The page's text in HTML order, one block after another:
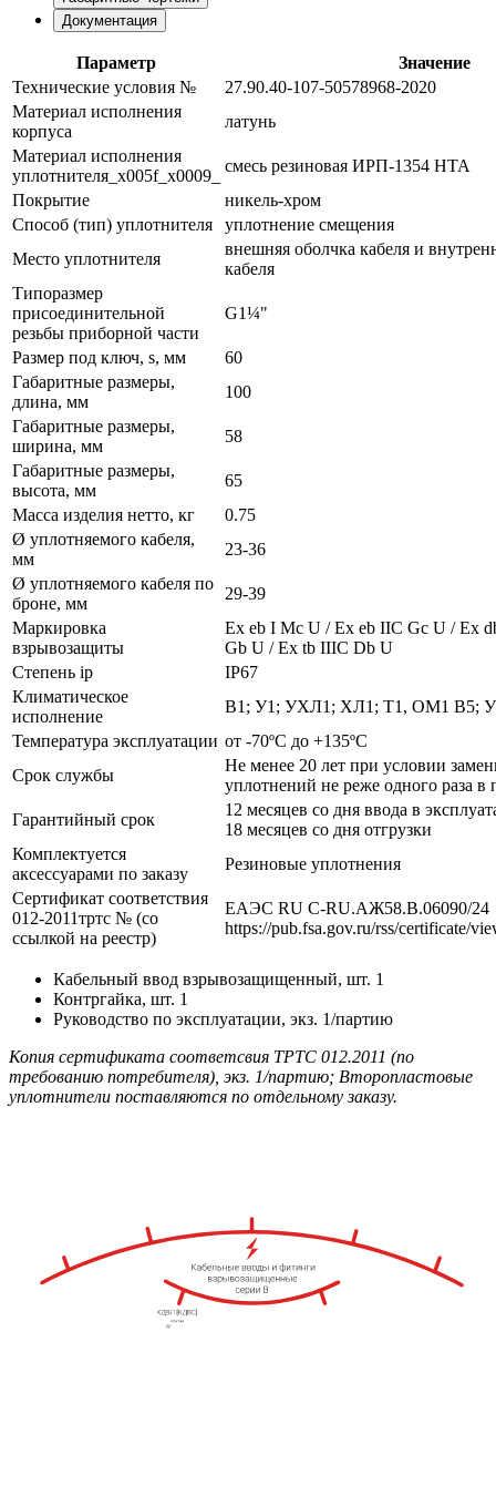
Документация
Параметр
Значение
Технические условия №
27.90.40-107-50578968-2020
Материал исполнения
корпуса
латунь
Материал исполнения
уплотнителя_x005f_x0009_
смесь резиновая ИРП-1354 НТА
Покрытие
никель-хром
Способ (тип) уплотнителя
уплотнение смещения
Место уплотнителя
внешняя оболчка кабеля и
кабеля
Типоразмер
присоединительной
резьбы приборной части
G1¼"
Размер под ключ, s, мм
60
Габаритные размеры,
длина, мм
100
Габаритные размеры,
ширина, мм
58
Габаритные размеры,
высота, мм
65
Масса изделия нетто, кг
0.75
Ø уплотняемого кабеля,
мм
23-36
Ø уплотняемого кабеля по
броне, мм
29-39
Маркировка
взрывозащиты
Ех eb I Mc U / Ех eb IIC Gc U / Ex
Gb U / Ex tb IIIC Db U
Степень ip
IP67
Климатическое
исполнение
В1; У1; УХЛ1; ХЛ1; Т1, ОМ1 В5;
Температура эксплуатации от -70ºС до +135ºС
Срок службы
Не менее 20 лет при условии
уплотнений не реже одного раза в
Гарантийный срок
12 месяцев со дня ввода в
18 месяцев со дня отгрузки
Комплектуется
аксессуарами по заказу
Резиновые уплотнения
Сертификат соответствия
012-2011тртс № (со
ссылкой на реестр)
ЕАЭС RU С-RU.АЖ58.В.06090/24
https://pub.fsa.gov.ru/rss/certificate/
Кабельный ввод взрывозащищенный, шт. 1
Контргайка, шт. 1
Руководство по эксплуатации, экз. 1/партию
Копия сертификата соответсвия ТРТС 012.2011 (по
требованию потребителя), экз. 1/партию; Второпластовые
уплотнители поставляются по отдельному заказу.